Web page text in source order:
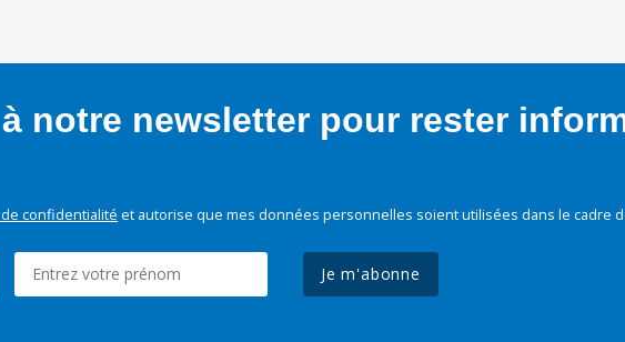
notre newsletter pour rester
confidentialité et autorise que mes données personnelles soient utilisées dans le cadre
Je m'abonne